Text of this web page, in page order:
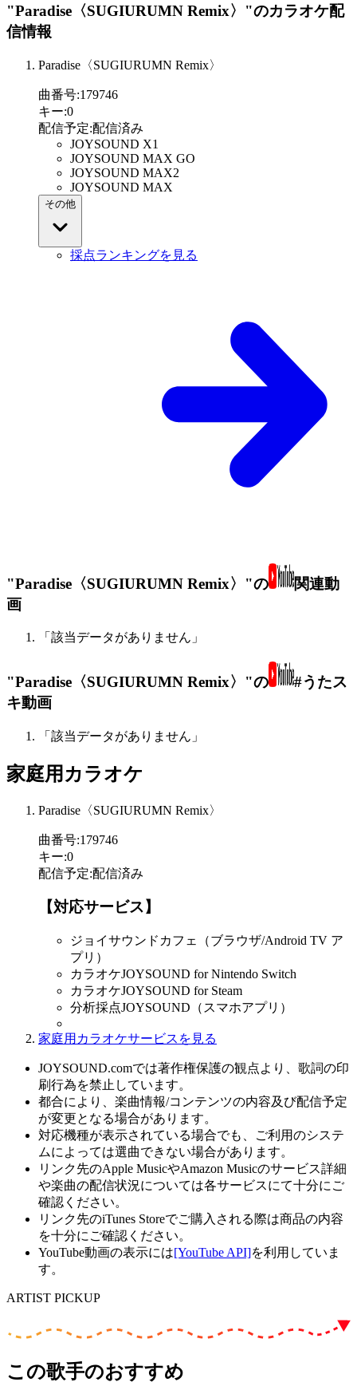
"Paradise〈SUGIURUMN Remix〉"のカラオケ配
信情報
Paradise〈SUGIURUMN Remix〉
曲番号:179746
キー:0
配信予定:配信済み
JOYSOUND X1
JOYSOUND MAX GO
JOYSOUND MAX2
JOYSOUND MAX
その他
採点ランキングを見る
"Paradise〈SUGIURUMN Remix〉"の
関連動
画
「該当データがありません」
"Paradise〈SUGIURUMN Remix〉"の
#うたス
キ動画
「該当データがありません」
家庭用カラオケ
Paradise〈SUGIURUMN Remix〉
曲番号:179746
キー:0
配信予定:配信済み
【対応サービス】
ジョイサウンドカフェ（ブラウザ/Android TV ア
プリ）
カラオケJOYSOUND for Nintendo Switch
カラオケJOYSOUND for Steam
分析採点JOYSOUND（スマホアプリ）
家庭用カラオケサービスを見る
JOYSOUND.comでは著作権保護の観点より、歌詞の印
刷行為を禁止しています。
都合により、楽曲情報/コンテンツの内容及び配信予定
が変更となる場合があります。
対応機種が表示されている場合でも、ご利用のシステ
ムによっては選曲できない場合があります。
リンク先のApple MusicやAmazon Musicのサービス詳細
や楽曲の配信状況については各サービスにて十分にご
確認ください。
リンク先のiTunes Storeでご購入される際は商品の内容
を十分にご確認ください。
YouTube動画の表示には[YouTube API]を利用していま
す。
ARTIST PICKUP
この歌手のおすすめ